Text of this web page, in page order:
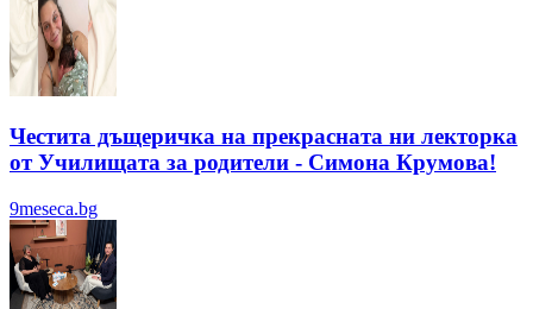
Честита дъщеричка на прекрасната ни лекторка
от Училищата за родители - Симона Крумова!
9meseca.bg